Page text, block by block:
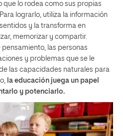
lo rodea como sus propias
lograrlo, utiliza la información
y la transforma en
memorizar y compartir.
las personas
y problemas que se le
las capacidades naturales para
la educación juega un papel
y potenciarlo.